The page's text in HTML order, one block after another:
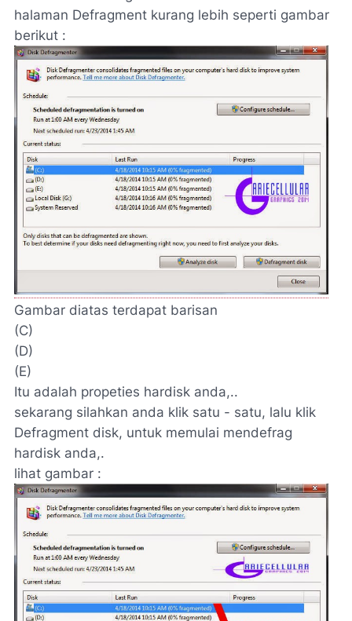
halaman Defragment kurang lebih seperti gambar
berikut :
Gambar diatas terdapat barisan
(C)
(D)
(E)
Itu adalah propeties hardisk anda,..
sekarang silahkan anda klik satu - satu, lalu klik
Defragment disk, untuk memulai mendefrag
hardisk anda,.
lihat gambar :